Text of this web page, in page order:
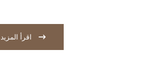
اقرأ المزيد